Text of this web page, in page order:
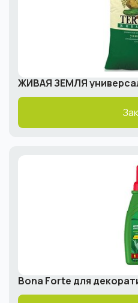
ЖИВАЯ ЗЕМЛЯ
Bona Forte для